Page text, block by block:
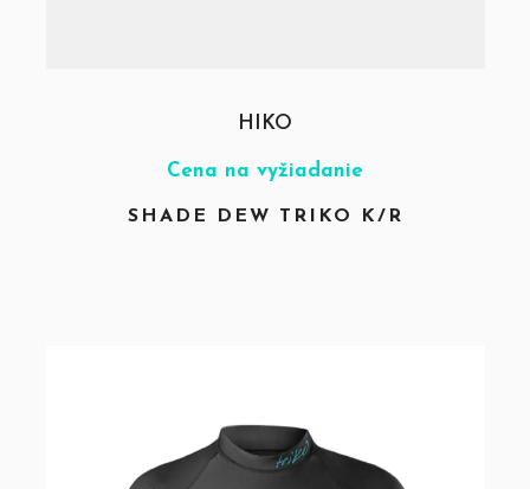
HIKO
Cena na vyžiadanie
SHADE DEW TRIKO K/R